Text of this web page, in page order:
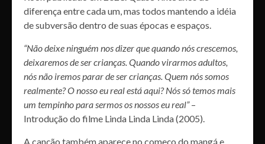
diferença entre cada um, mas todos mantendo a idéia
de subversão dentro de suas épocas e espaços.
“Não deixe ninguém nos dizer que quando nós crescemos,
deixaremos de ser crianças. Quando virarmos adultos,
nós não iremos parar de ser crianças. Quem nós somos
realmente? O nosso eu real está aqui? Nós só temos mais
um tempinho para sermos os nossos eu real”–
Introdução do filme Linda Linda Linda (2005).
A canção também aparece no começo do mangá e